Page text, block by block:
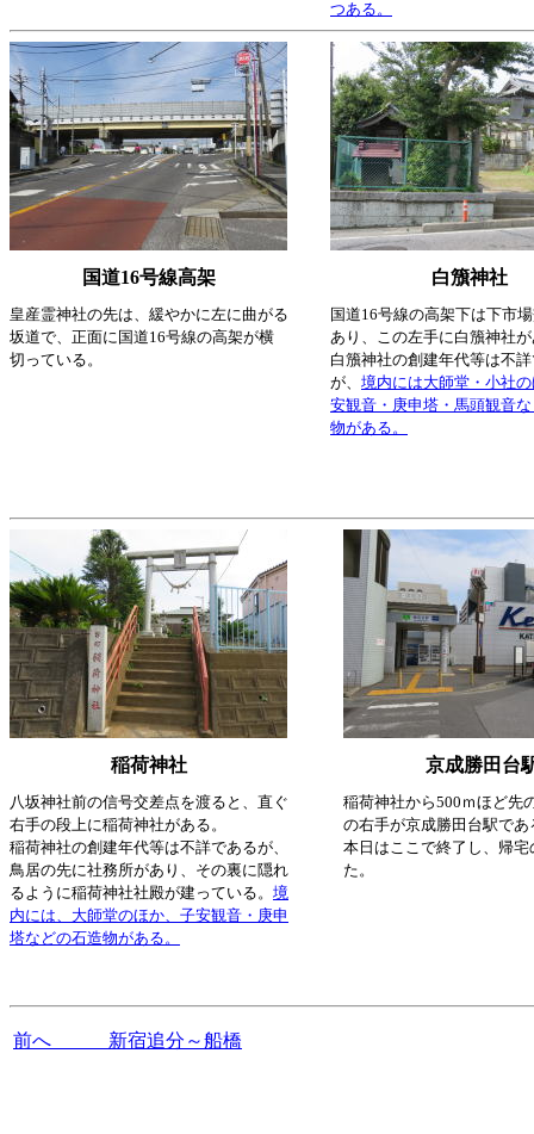
つある。
国道16号線高架 白籏神社
皇産霊神社の先は、緩やかに左に曲がる
坂道で、正面に国道16号線の高架が横
切っている。
国道16号線の高架下は下市
あり、この左手に白籏神社
白籏神社の創建年代等は不
が、 境内には大師堂・小社
安観音・庚申塔・馬頭観音
物がある。
稲荷神社 京成勝田台
八坂神社前の信号交差点を渡ると、直ぐ
右手の段上に稲荷神社がある。
稲荷神社の創建年代等は不詳であるが、
鳥居の先に社務所があり、その裏に隠れ
るように稲荷神社社殿が建っている。 境
内には、大師堂のほか、子安観音・庚申
塔などの石造物がある。
稲荷神社から500ｍほど先
の右手が京成勝田台駅であ
本日はここで終了し、帰宅
た。
前へ 新宿追分～船橋